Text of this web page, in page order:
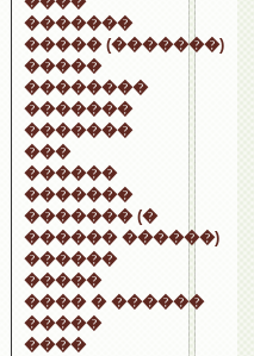
�������
����� (�������)
�����
��������
�������
�������
���
������
�������
������� (�
������ ������)
������
�����
���� � ������
�����
����